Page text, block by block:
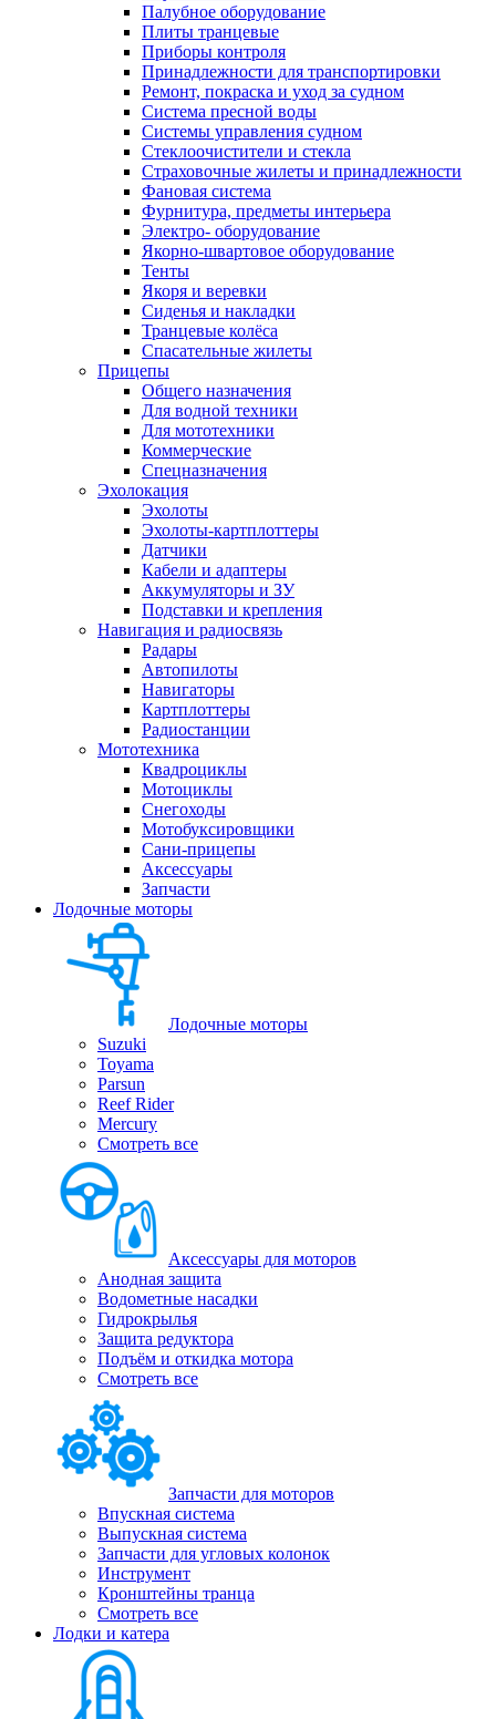
Палубное оборудование
Плиты транцевые
Приборы контроля
Принадлежности для транспортировки
Ремонт, покраска и уход за судном
Система пресной воды
Системы управления судном
Стеклоочистители и стекла
Страховочные жилеты и принадлежности
Фановая система
Фурнитура, предметы интерьера
Электро- оборудование
Якорно-швартовое оборудование
Тенты
Якоря и веревки
Сиденья и накладки
Транцевые колёса
Спасательные жилеты
Прицепы
Общего назначения
Для водной техники
Для мототехники
Коммерческие
Спецназначения
Эхолокация
Эхолоты
Эхолоты-картплоттеры
Датчики
Кабели и адаптеры
Аккумуляторы и ЗУ
Подставки и крепления
Навигация и радиосвязь
Радары
Автопилоты
Навигаторы
Картплоттеры
Радиостанции
Мототехника
Квадроциклы
Мотоциклы
Снегоходы
Мотобуксировщики
Сани-прицепы
Аксессуары
Запчасти
Лодочные моторы
Лодочные моторы
Suzuki
Toyama
Parsun
Reef Rider
Mercury
Смотреть все
Аксессуары для моторов
Анодная защита
Водометные насадки
Гидрокрылья
Защита редуктора
Подъём и откидка мотора
Смотреть все
Запчасти для моторов
Впускная система
Выпускная система
Запчасти для угловых колонок
Инструмент
Кронштейны транца
Смотреть все
Лодки и катера